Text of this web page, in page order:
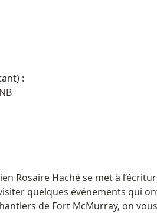
:
Rosaire Haché se met à
quelques événements qui
de Fort McMurray, on